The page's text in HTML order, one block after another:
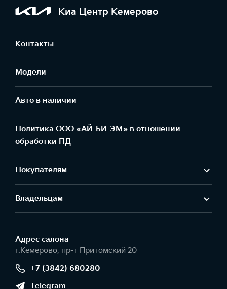
Киа Центр Кемерово
Контакты
Модели
Авто в наличии
Политика ООО «АЙ-БИ-ЭМ» в отношении
обработки ПД
Покупателям
Владельцам
Адрес салонa
г.Кемерово, пр-т Притомский 20
+7 (3842) 680280
Telegram